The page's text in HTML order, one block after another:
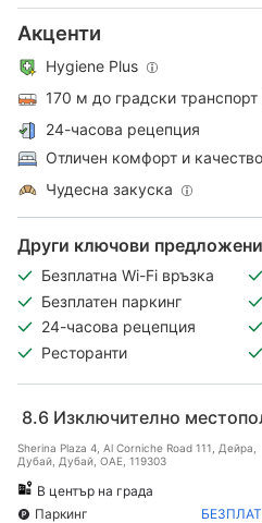
Акценти
Hygiene Plus
170 м до градски транспорт
24-часова рецепция
Отличен комфорт и
Чудесна закуска
Други ключови
Безплатна Wi-Fi връзка
Безплатен паркинг
24-часова рецепция
Ресторанти
8.6 Изключително
Sherina Plaza 4, Al Corniche Road 111, Дейра,
Дубай, Дубай, ОАЕ, 119303
В център на града
Паркинг